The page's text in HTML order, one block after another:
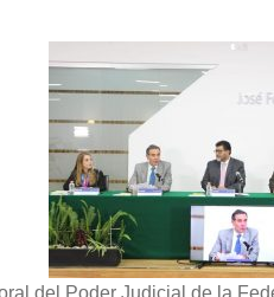
del Poder Judicial de la